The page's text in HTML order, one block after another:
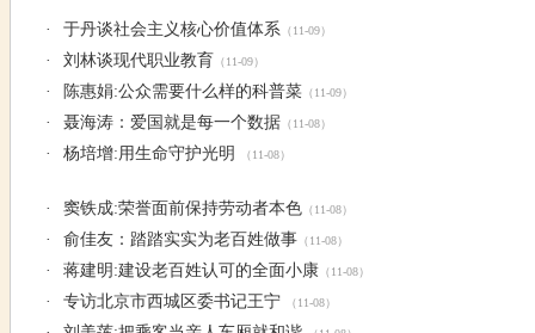
· 于丹谈社会主义核心价值体系 （11-09）
· 刘林谈现代职业教育 （11-09）
· 陈惠娟:公众需要什么样的科普菜 （11-09）
· 聂海涛：爱国就是每一个数据 （11-08）
· 杨培增:用生命守护光明 （11-08）
· 窦铁成:荣誉面前保持劳动者本色 （11-08）
· 俞佳友：踏踏实实为老百姓做事 （11-08）
· 蒋建明:建设老百姓认可的全面小康 （11-08）
· 专访北京市西城区委书记王宁 （11-08）